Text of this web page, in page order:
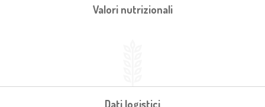
Valori nutrizionali
Dati logistici